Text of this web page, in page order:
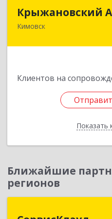
Крыжановский
Кимовск
Клиентов на
Показать
Ближайшие
регионов